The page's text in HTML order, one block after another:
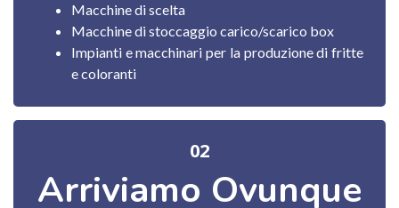
Macchine di scelta
Macchine di stoccaggio carico/scarico box
Impianti e macchinari per la produzione di fritte
e coloranti
02
Arriviamo Ovunque